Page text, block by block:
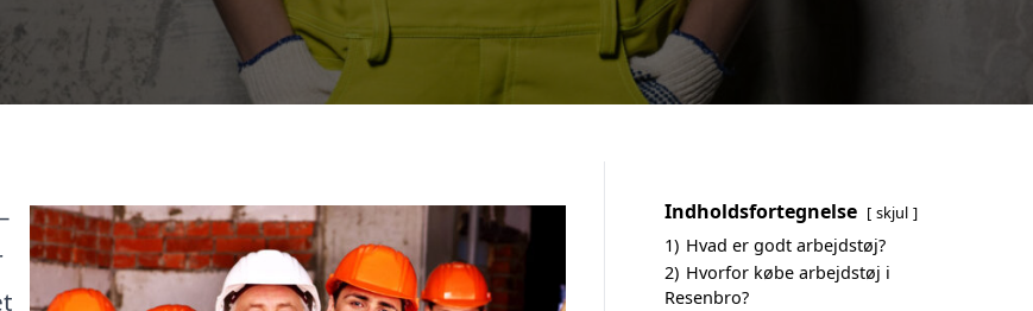
Indholdsfortegnelse skjul
1) Hvad er godt arbejdstøj?
2) Hvorfor købe arbejdstøj i
Resenbro?